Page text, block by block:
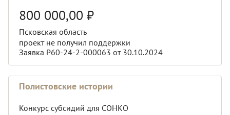
800 000,00 ₽
Псковская область
проект не получил поддержки
Заявка Р60-24-2-000063 от 30.10.2024
Полистовские истории
Конкурс субсидий для СОНКО